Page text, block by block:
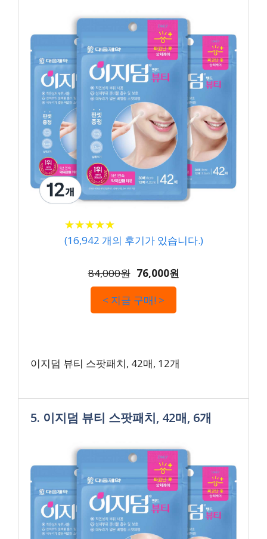
★★★★★
★★★★★
(16,942 개의 후기가 있습니다.)
84,000원 76,000원
< 지금 구매! >
이지덤 뷰티 스팟패치, 42매, 12개
5. 이지덤 뷰티 스팟패치, 42매, 6개